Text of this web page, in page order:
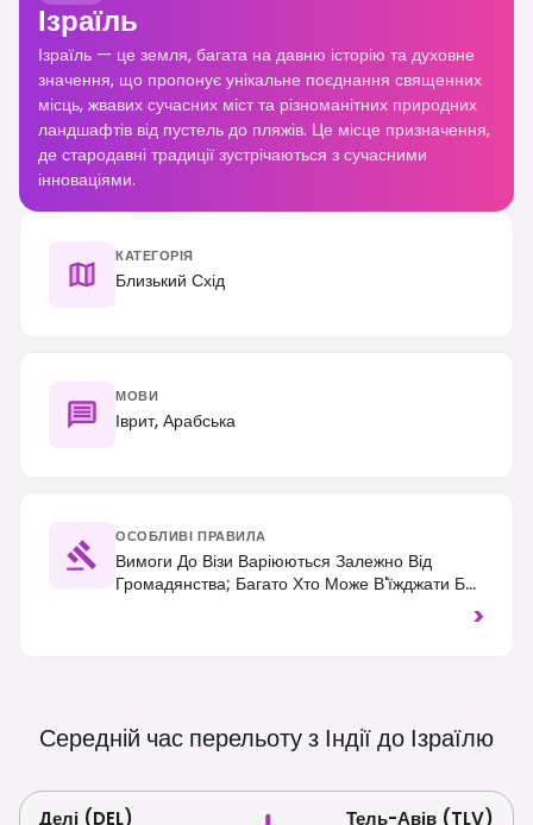
Ізраїль
Ізраїль — це земля, багата на давню історію та духовне
значення, що пропонує унікальне поєднання священних
місць, жвавих сучасних міст та різноманітних природних
ландшафтів від пустель до пляжів. Це місце призначення,
де стародавні традиції зустрічаються з сучасними
інноваціями.
КАТЕГОРІЯ
Близький Схід
МОВИ
Іврит, Арабська
ОСОБЛИВІ ПРАВИЛА
Вимоги До Візи Варіюються Залежно Від
Громадянства; Багато Хто Може В'їжджати Без
Візи Для Короткострокових Поїздок, Але ETA-IL
Скромно Під Час Відвідування Релігійних
>
Середній час перельоту з Індії до Ізраїлю
Делі (DEL) Тель-Авів (TLV)